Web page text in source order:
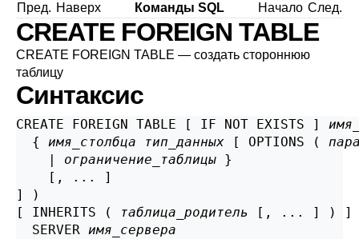
Пред. Наверх Команды SQL Начало След.
CREATE FOREIGN TABLE
CREATE FOREIGN TABLE — создать стороннюю
таблицу
Синтаксис
CREATE FOREIGN TABLE [ IF NOT EXISTS ]
  {
имя_столбца тип_данных [ OPTIONS (
    |
ограничение_таблицы }
    [, ... ]
] )
[ INHERITS (
таблица_родитель [, ... ] ) ]
  SERVER
имя_сервера